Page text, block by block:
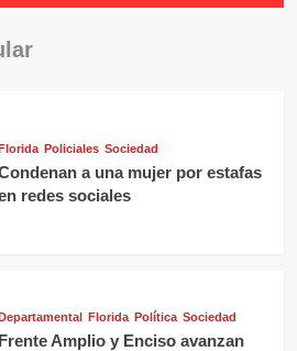
Florida Policiales Sociedad
a una mujer por estafas
redes sociales
Florida Política Sociedad
Frente Amplio y Enciso avanzan